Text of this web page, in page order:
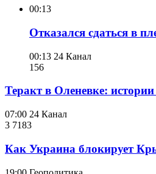
00:13
Отказался сдаться в
00:13 24 Канал
156
Теракт в Оленевке:
07:00 24 Канал
3 7183
Как Украина блокирует